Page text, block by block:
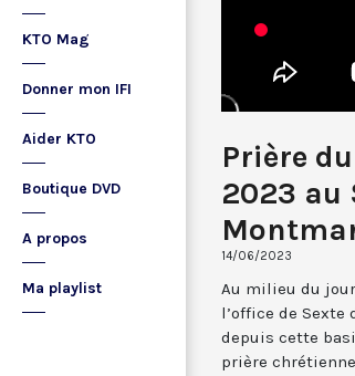
KTO Mag
Donner mon IFI
Aider KTO
Boutique DVD
A propos
Ma playlist
Prière
2023 au
14/06/2023
Au milieu du
l’office de Sexte
depuis cette
prière